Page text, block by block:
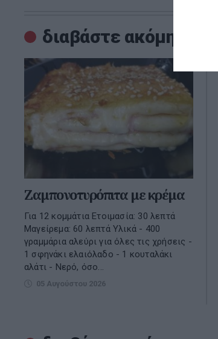
διαβάστε ακόμη
Ζαμπονοτυρόπιτα με κρέμα
Για 12 κομμάτια Ετοιμασία: 30 λεπτά
Μαγείρεμα: 60 λεπτά Υλικά - 400
γραμμάρια αλεύρι για όλες τις χρήσεις -
1 σφηνάκι ελαιόλαδο - 1 κουταλάκι
αλάτι - Νερό, όσο...
05 Αυγούστου 2026